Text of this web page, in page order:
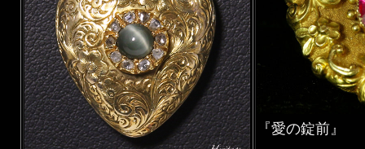
『愛の錠前』